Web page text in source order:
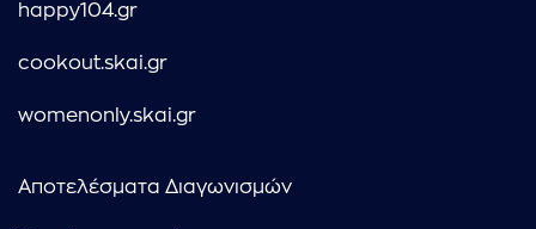
happy104.gr
cookout.skai.gr
womenonly.skai.gr
Αποτελέσματα Διαγωνισμών